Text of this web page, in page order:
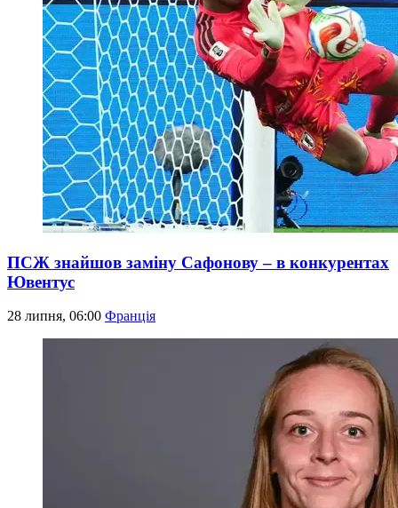
ПСЖ знайшов заміну Сафонову – в конкурентах
Ювентус
28 липня, 06:00 Франція